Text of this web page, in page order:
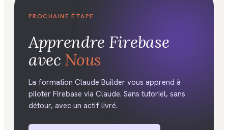
PROCHAINE ÉTAPE
Apprendre Firebase
avec Nous
La formation Claude Builder vous apprend à
piloter Firebase via Claude. Sans tutoriel, sans
détour, avec un actif livré.